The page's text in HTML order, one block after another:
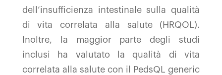
dell’insufficienza intestinale sulla qualità
di vita correlata alla salute (HRQOL).
Inoltre, la maggior parte degli studi
inclusi ha valutato la qualità di vita
correlata alla salute con il PedsQL generic